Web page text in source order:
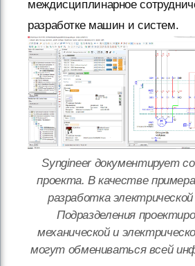
междисциплинарное
разработке машин и систем.
Syngineer документирует
проекта. В качестве
разработка
Подразделения
механической и
могут обмениваться всей